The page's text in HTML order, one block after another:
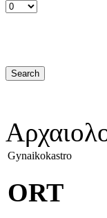
Gynaikokastro
ORT